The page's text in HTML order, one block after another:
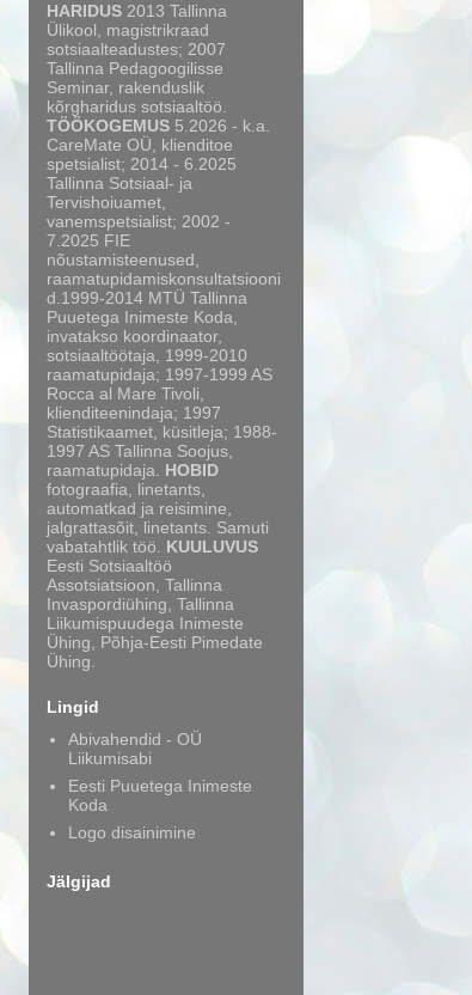
HARIDUS 2013 Tallinna
Ülikool, magistrikraad
sotsiaalteadustes; 2007
Tallinna Pedagoogilisse
Seminar, rakenduslik
kõrgharidus sotsiaaltöö.
TÖÖKOGEMUS 5.2026 - k.a.
CareMate OÜ, klienditoe
spetsialist; 2014 - 6.2025
Tallinna Sotsiaal- ja
Tervishoiuamet,
vanemspetsialist; 2002 -
7.2025 FIE
nõustamisteenused,
raamatupidamiskonsultatsiooni
d.1999-2014 MTÜ Tallinna
Puuetega Inimeste Koda,
invatakso koordinaator,
sotsiaaltöötaja, 1999-2010
raamatupidaja; 1997-1999 AS
Rocca al Mare Tivoli,
klienditeenindaja; 1997
Statistikaamet, küsitleja; 1988-
1997 AS Tallinna Soojus,
raamatupidaja. HOBID
fotograafia, linetants,
automatkad ja reisimine,
jalgrattasõit, linetants. Samuti
vabatahtlik töö. KUULUVUS
Eesti Sotsiaaltöö
Assotsiatsioon, Tallinna
Invaspordiühing, Tallinna
Liikumispuudega Inimeste
Ühing, Põhja-Eesti Pimedate
Ühing.
Lingid
Abivahendid - OÜ
Liikumisabi
Eesti Puuetega Inimeste
Koda
Logo disainimine
Jälgijad